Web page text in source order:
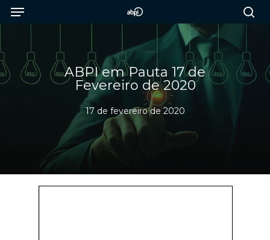
SkipMenu
ABPI em Pauta 17 de
Fevereiro de 2020
17 de fevereiro de 2020